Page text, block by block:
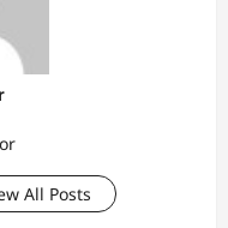
All Posts